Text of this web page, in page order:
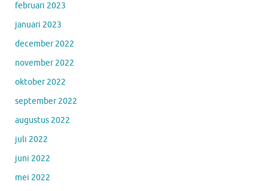
februari 2023
januari 2023
december 2022
november 2022
oktober 2022
september 2022
augustus 2022
juli 2022
juni 2022
mei 2022